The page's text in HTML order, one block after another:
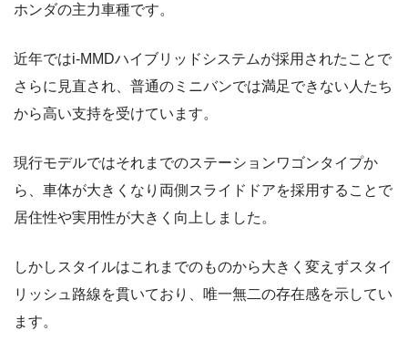
ホンダの主力車種です。
近年ではi-MMDハイブリッドシステムが採用されたことで
さらに見直され、普通のミニバンでは満足できない人たち
から高い支持を受けています。
現行モデルではそれまでのステーションワゴンタイプか
ら、車体が大きくなり両側スライドドアを採用することで
居住性や実用性が大きく向上しました。
しかしスタイルはこれまでのものから大きく変えずスタイ
リッシュ路線を貫いており、唯一無二の存在感を示してい
ます。